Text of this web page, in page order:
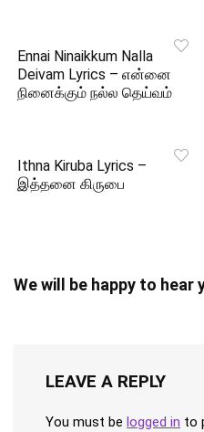
Ennai Ninaikkum Nalla
Deivam Lyrics – என்னை
நினைக்கும் நல்ல தெய்வம்
Ithna Kiruba Lyrics –
இத்தனை கிருபை
We will be happy to hear
LEAVE A REPLY
You must be logged in to